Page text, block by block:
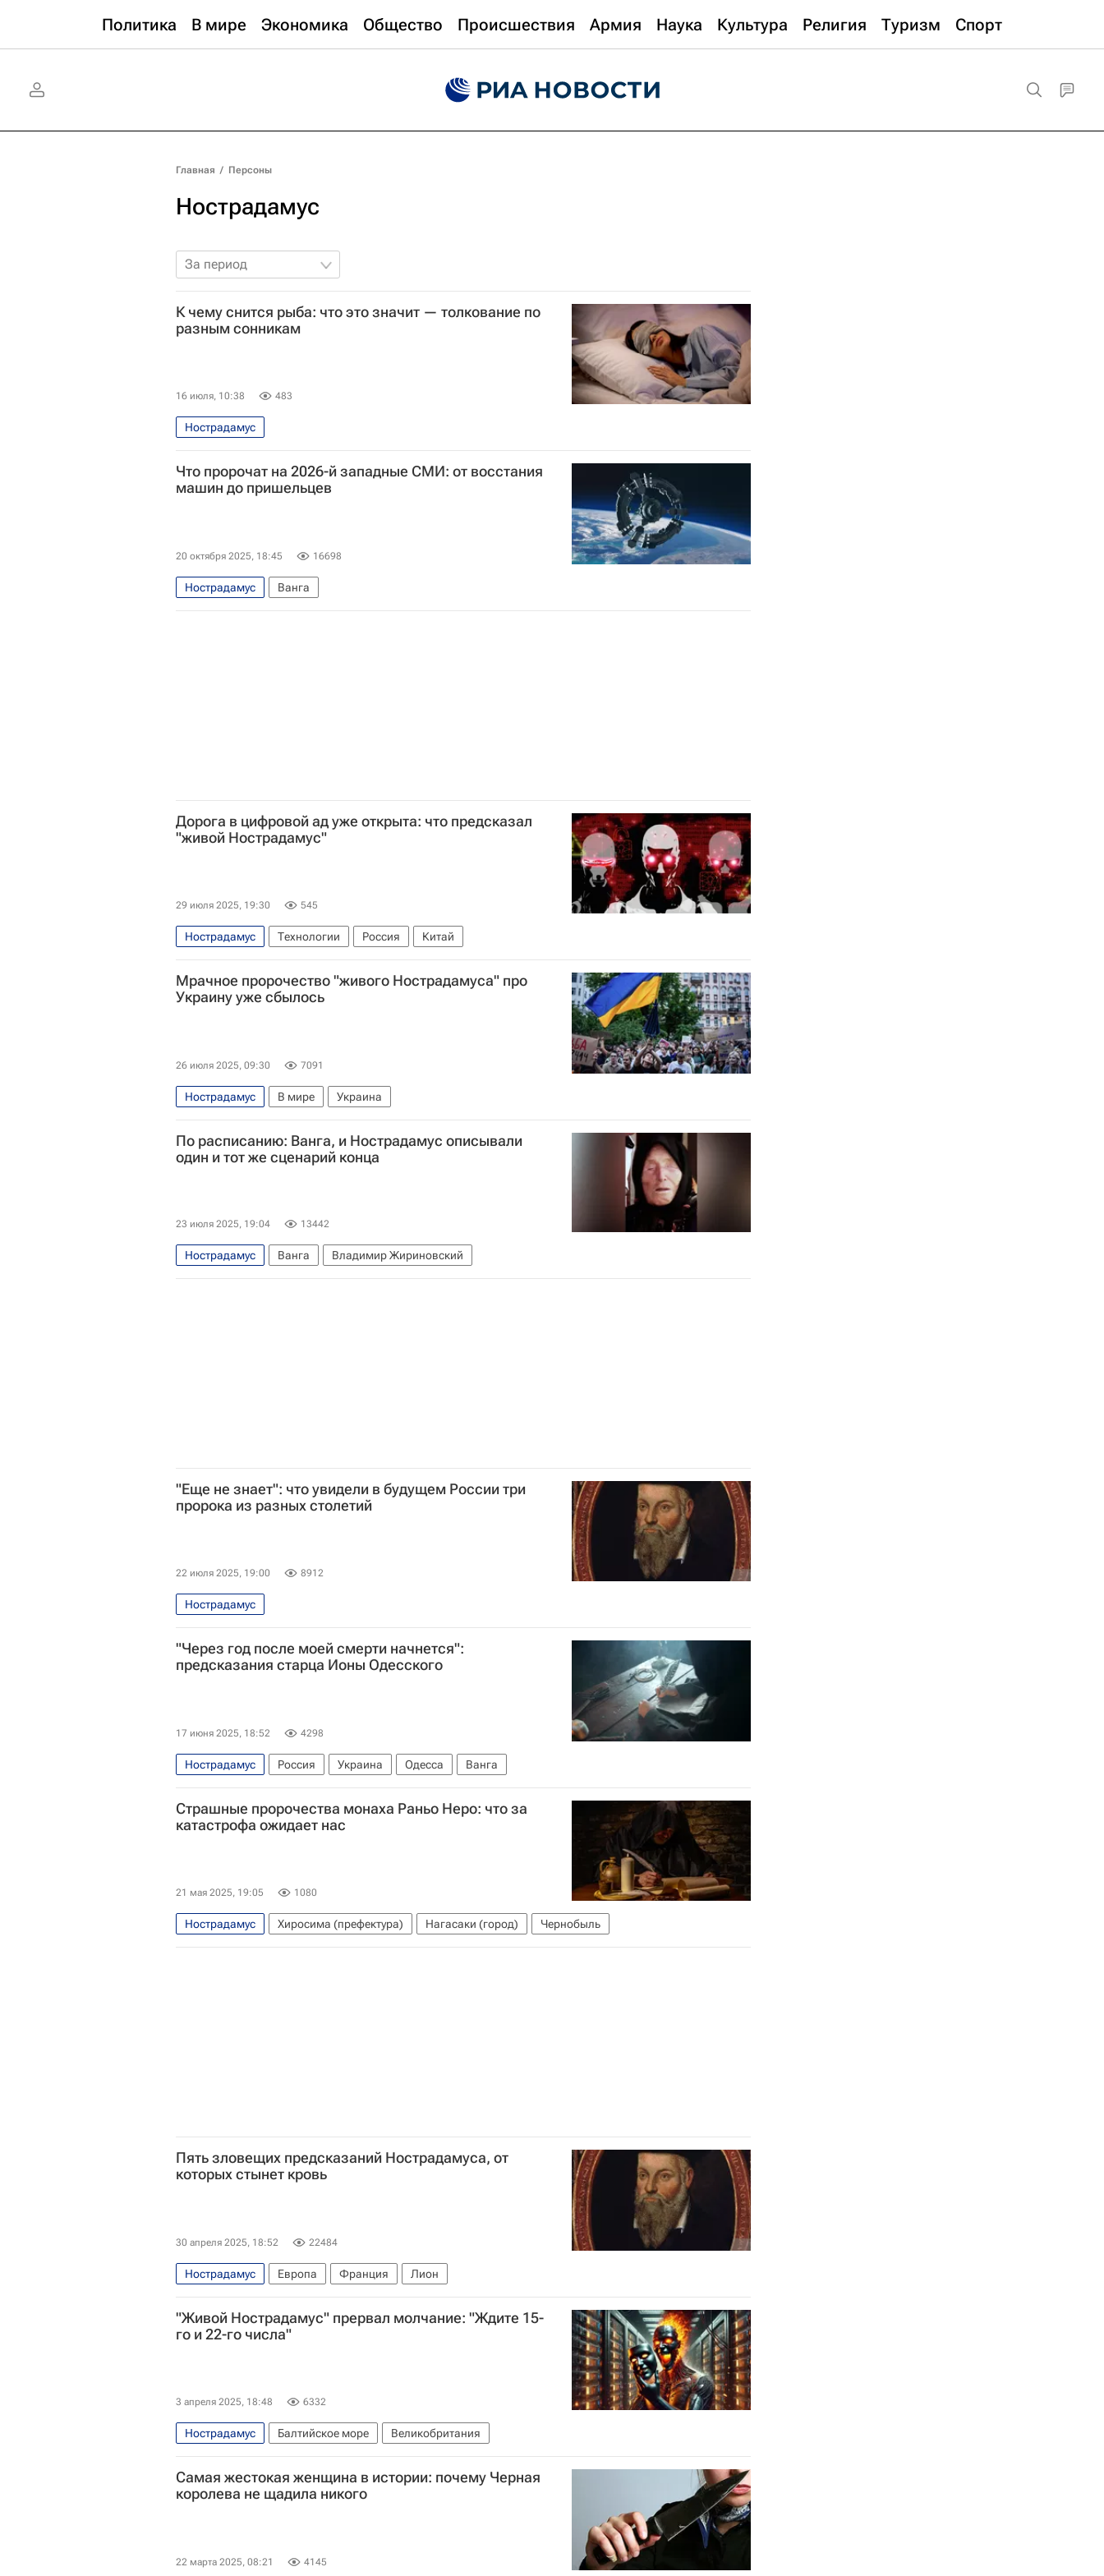
Политика В мире Экономика Общество Происшествия Армия Наука Культура Религия Туризм Спорт
Главная / Персоны
Нострадамус
За период
К чему снится рыба: что это значит — толкование по
разным сонникам
16 июля, 10:38 483
Нострадамус
Что пророчат на 2026-й западные СМИ: от восстания
машин до пришельцев
20 октября 2025, 18:45 16698
Нострадамус Ванга
Дорога в цифровой ад уже открыта: что предсказал
"живой Нострадамус"
29 июля 2025, 19:30 545
Нострадамус Технологии Россия Китай
Мрачное пророчество "живого Нострадамуса" про
Украину уже сбылось
26 июля 2025, 09:30 7091
Нострадамус В мире Украина
По расписанию: Ванга, и Нострадамус описывали
один и тот же сценарий конца
23 июля 2025, 19:04 13442
Нострадамус Ванга Владимир Жириновский
"Еще не знает": что увидели в будущем России три
пророка из разных столетий
22 июля 2025, 19:00 8912
Нострадамус
"Через год после моей смерти начнется":
предсказания старца Ионы Одесского
17 июня 2025, 18:52 4298
Нострадамус Россия Украина Одесса Ванга
Страшные пророчества монаха Раньо Неро: что за
катастрофа ожидает нас
21 мая 2025, 19:05 1080
Нострадамус Хиросима (префектура) Нагасаки (город) Чернобыль
Пять зловещих предсказаний Нострадамуса, от
которых стынет кровь
30 апреля 2025, 18:52 22484
Нострадамус Европа Франция Лион
"Живой Нострадамус" прервал молчание: "Ждите 15-
го и 22-го числа"
3 апреля 2025, 18:48 6332
Нострадамус Балтийское море Великобритания
Самая жестокая женщина в истории: почему Черная
королева не щадила никого
22 марта 2025, 08:21 4145